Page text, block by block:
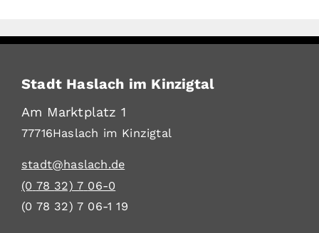
Stadt Haslach im Kinzigtal
Am Marktplatz 1
77716Haslach im Kinzigtal
stadt@haslach.de
(0 78 32) 7 06-0
(0 78 32) 7 06-1 19